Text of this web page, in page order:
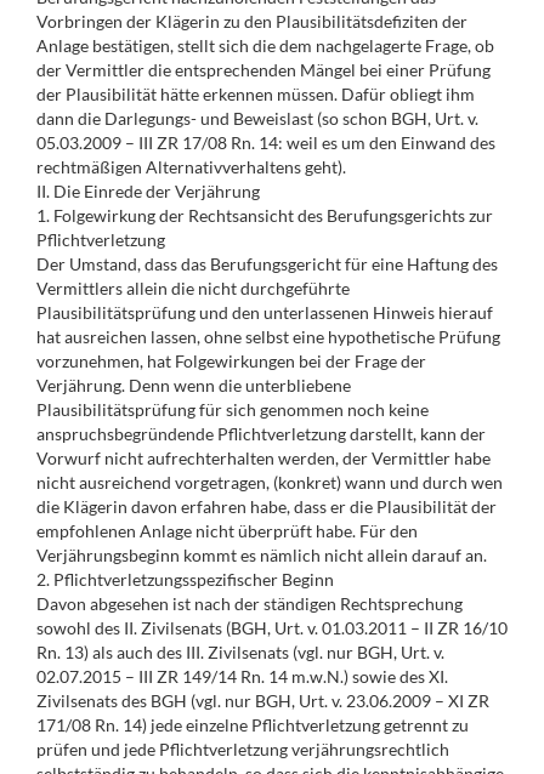
Vorbringen der Klägerin zu den Plausibilitätsdefiziten der
Anlage bestätigen, stellt sich die dem nachgelagerte Frage, ob
der Vermittler die entsprechenden Mängel bei einer Prüfung
der Plausibilität hätte erkennen müssen. Dafür obliegt ihm
dann die Darlegungs- und Beweislast (so schon BGH, Urt. v.
05.03.2009 – III ZR 17/08 Rn. 14: weil es um den Einwand des
rechtmäßigen Alternativverhaltens geht).
II. Die Einrede der Verjährung
1. Folgewirkung der Rechtsansicht des Berufungsgerichts zur
Pflichtverletzung
Der Umstand, dass das Berufungsgericht für eine Haftung des
Vermittlers allein die nicht durchgeführte
Plausibilitätsprüfung und den unterlassenen Hinweis hierauf
hat ausreichen lassen, ohne selbst eine hypothetische Prüfung
vorzunehmen, hat Folgewirkungen bei der Frage der
Verjährung. Denn wenn die unterbliebene
Plausibilitätsprüfung für sich genommen noch keine
anspruchsbegründende Pflichtverletzung darstellt, kann der
Vorwurf nicht aufrechterhalten werden, der Vermittler habe
nicht ausreichend vorgetragen, (konkret) wann und durch wen
die Klägerin davon erfahren habe, dass er die Plausibilität der
empfohlenen Anlage nicht überprüft habe. Für den
Verjährungsbeginn kommt es nämlich nicht allein darauf an.
2. Pflichtverletzungsspezifischer Beginn
Davon abgesehen ist nach der ständigen Rechtsprechung
sowohl des II. Zivilsenats (BGH, Urt. v. 01.03.2011 – II ZR 16/10
Rn. 13) als auch des III. Zivilsenats (vgl. nur BGH, Urt. v.
02.07.2015 – III ZR 149/14 Rn. 14 m.w.N.) sowie des XI.
Zivilsenats des BGH (vgl. nur BGH, Urt. v. 23.06.2009 – XI ZR
171/08 Rn. 14) jede einzelne Pflichtverletzung getrennt zu
prüfen und jede Pflichtverletzung verjährungsrechtlich